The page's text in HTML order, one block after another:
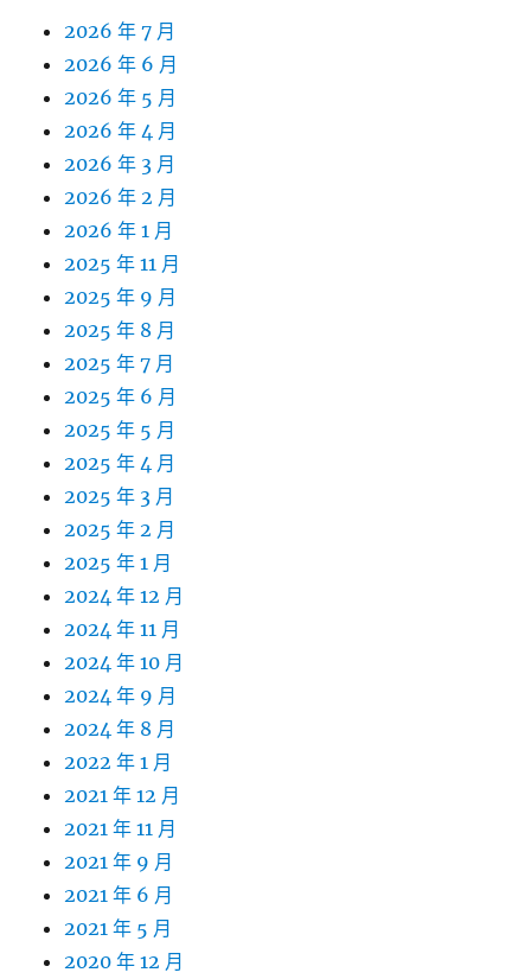
2026 年 7 月
2026 年 6 月
2026 年 5 月
2026 年 4 月
2026 年 3 月
2026 年 2 月
2026 年 1 月
2025 年 11 月
2025 年 9 月
2025 年 8 月
2025 年 7 月
2025 年 6 月
2025 年 5 月
2025 年 4 月
2025 年 3 月
2025 年 2 月
2025 年 1 月
2024 年 12 月
2024 年 11 月
2024 年 10 月
2024 年 9 月
2024 年 8 月
2022 年 1 月
2021 年 12 月
2021 年 11 月
2021 年 9 月
2021 年 6 月
2021 年 5 月
2020 年 12 月